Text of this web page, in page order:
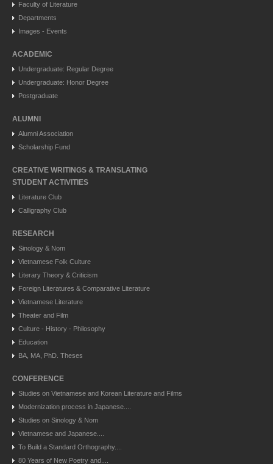
Faculty of Literature
Departments
Images - Events
ACADEMIC
Undergraduate: Regular Degree
Undergraduate: Honor Degree
Postgraduate
ALUMNI
Alumni Association
Scholarship Fund
CREATIVE WRITINGS & TRANSLATING
STUDENT ACTIVITIES
Literature Club
Calligraphy Club
RESEARCH
Sinology & Nom
Vietnamese Folk Culture
Literary Theory & Criticism
Foreign Literatures & Comparative Literature
Vietnamese Literature
Theater and Film
Culture - History - Philosophy
Education
BA, MA, PhD. Theses
CONFERENCE
Studies on Vietnamese and Korean Literature and Films
Modernization process in Japanese....
Studies on Sinology & Nom
Vietnamese and Japanese....
To Build a Standard Orthography....
80 Years of New Poetry and....